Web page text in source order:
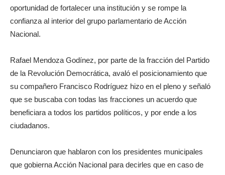
oportunidad de fortalecer una institución y se rompe la
confianza al interior del grupo parlamentario de Acción
Nacional.
Rafael Mendoza Godínez, por parte de la fracción del Partido
de la Revolución Democrática, avaló el posicionamiento que
su compañero Francisco Rodríguez hizo en el pleno y señaló
que se buscaba con todas las fracciones un acuerdo que
beneficiara a todos los partidos políticos, y por ende a los
ciudadanos.
Denunciaron que hablaron con los presidentes municipales
que gobierna Acción Nacional para decirles que en caso de